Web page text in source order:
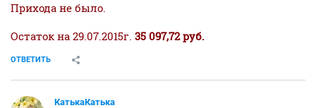
Прихода не было.
Остаток на 29.07.2015г. 35 097,72 руб.
ОТВЕТИТЬ
КатькаКатька